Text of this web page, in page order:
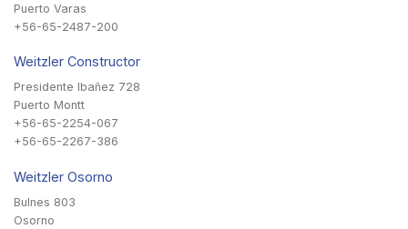
Puerto Varas
+56-65-2487-200
Weitzler Constructor
Presidente Ibañez 728
Puerto Montt
+56-65-2254-067
+56-65-2267-386
Weitzler Osorno
Bulnes 803
Osorno